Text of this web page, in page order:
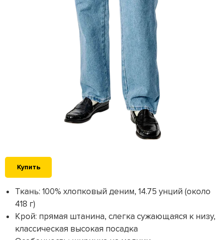
Купить
Ткань: 100% хлопковый деним, 14.75 унций (около
418 г)
Крой: прямая штанина, слегка сужающаяся к низу,
классическая высокая посадка